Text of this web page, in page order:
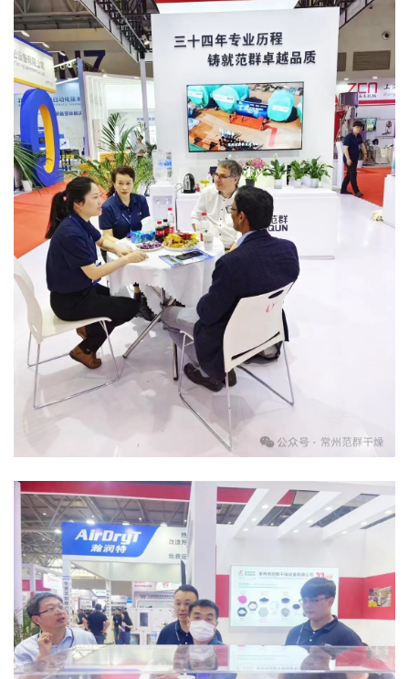
管束干燥系列
干燥配套装置